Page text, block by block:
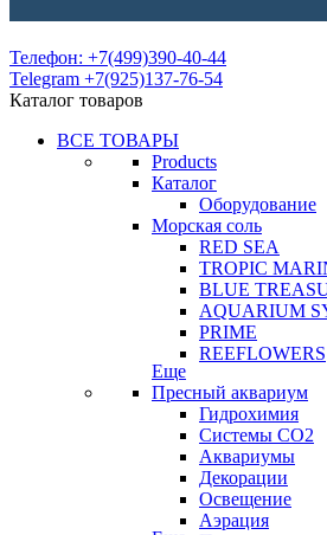
Телефон: +7(499)390-40-44
Telegram +7(925)137-76-54
Каталог товаров
ВСЕ ТОВАРЫ
Products
Каталог
Оборудование
Морская соль
RED SEA
TROPIC
BLUE
AQUARIUM
PRIME
REEFLOWERS
Еще
Пресный аквариум
Гидрохимия
Системы СО2
Аквариумы
Декорации
Освещение
Аэрация